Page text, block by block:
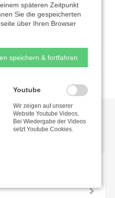
so-ar.de/start/
späteren Zeitpunkt
Sie die gespeicherten
über Ihren Browser
speichern & fortfahren
Youtube
Wir zeigen auf unserer
Website Youtube Videos.
Bei Wiedergabe der Videos
setzt Youtube Cookies.